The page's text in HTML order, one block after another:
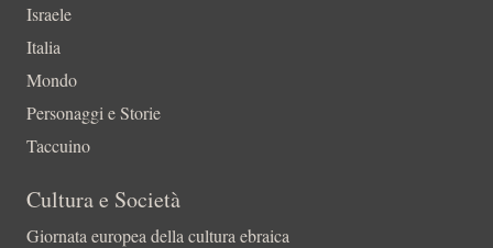
Israele
Italia
Mondo
Personaggi e Storie
Taccuino
Cultura e Società
Giornata europea della cultura ebraica